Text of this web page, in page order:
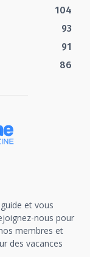
104
93
91
86
et vous
nous pour
membres et
des vacances